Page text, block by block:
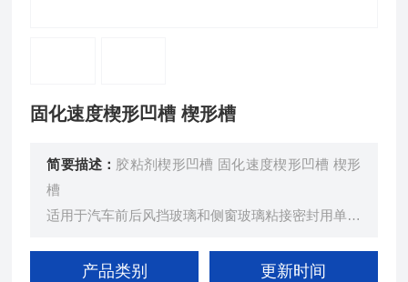
固化速度楔形凹槽 楔形槽
简要描述： 胶粘剂楔形凹槽 固化速度楔形凹槽 楔形
槽
适用于汽车前后风挡玻璃和侧窗玻璃粘接密封用单组
造，不易腐蚀，使用方便。
产品类别 更新时间